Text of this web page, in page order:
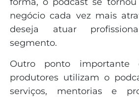
negócio cada vez mais
deseja atuar
segmento.
Outro ponto
produtores utilizam o
serviços, mentorias e